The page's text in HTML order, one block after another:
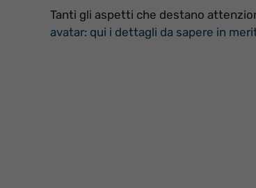
Tanti gli aspetti che destano
avatar: qui i dettagli da sapere in